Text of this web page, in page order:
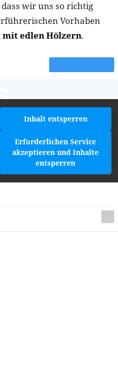
wir uns so richtig
Vorhaben
mit edlen Hölzern.
Inhalt entsperren
Erforderlichen Service
akzeptieren und Inhalte
entsperren